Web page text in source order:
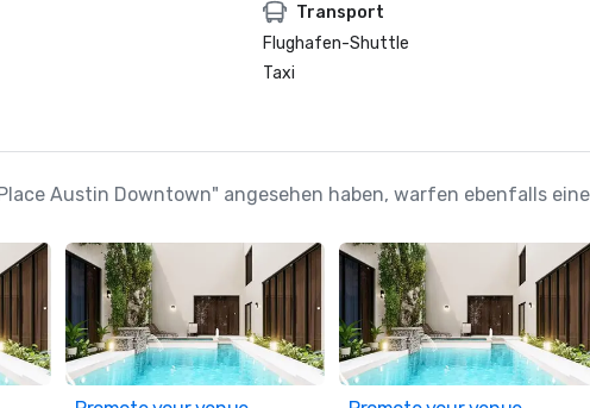
Transport
Flughafen-Shuttle
Taxi
Austin Downtown" angesehen haben, warfen ebenfalls